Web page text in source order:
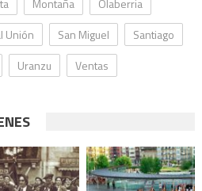
Montaña
Olaberria
Unión San Miguel
Santiago
Uranzu Ventas